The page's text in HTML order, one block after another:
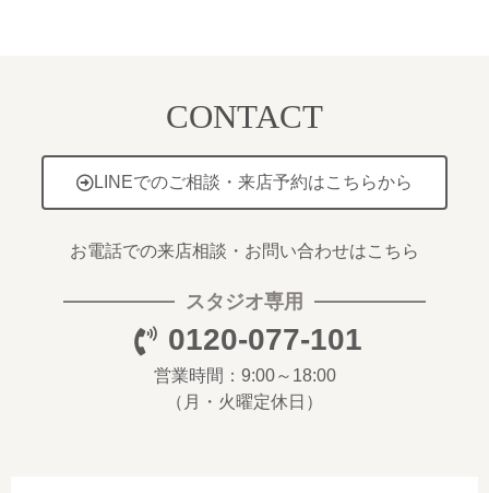
CONTACT
LINEでのご相談・来店予約はこちらから
お電話での来店相談・お問い合わせはこちら
スタジオ専用
0120-077-101
営業時間：9:00～18:00
（月・火曜定休日）